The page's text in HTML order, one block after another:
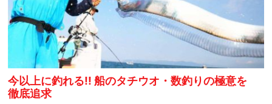
今以上に釣れる!! 船のタチウオ・数釣りの極意を
徹底追求